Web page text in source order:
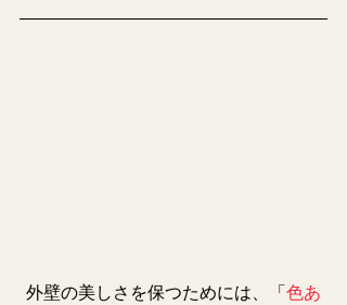
外壁の美しさを保つためには、「 色あ